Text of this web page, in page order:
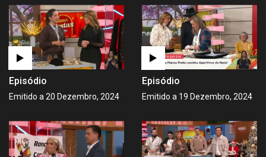
Episódio
Emitido a 20 Dezembro, 2024
Episódio
Emitido a 19 Dezembro, 2024